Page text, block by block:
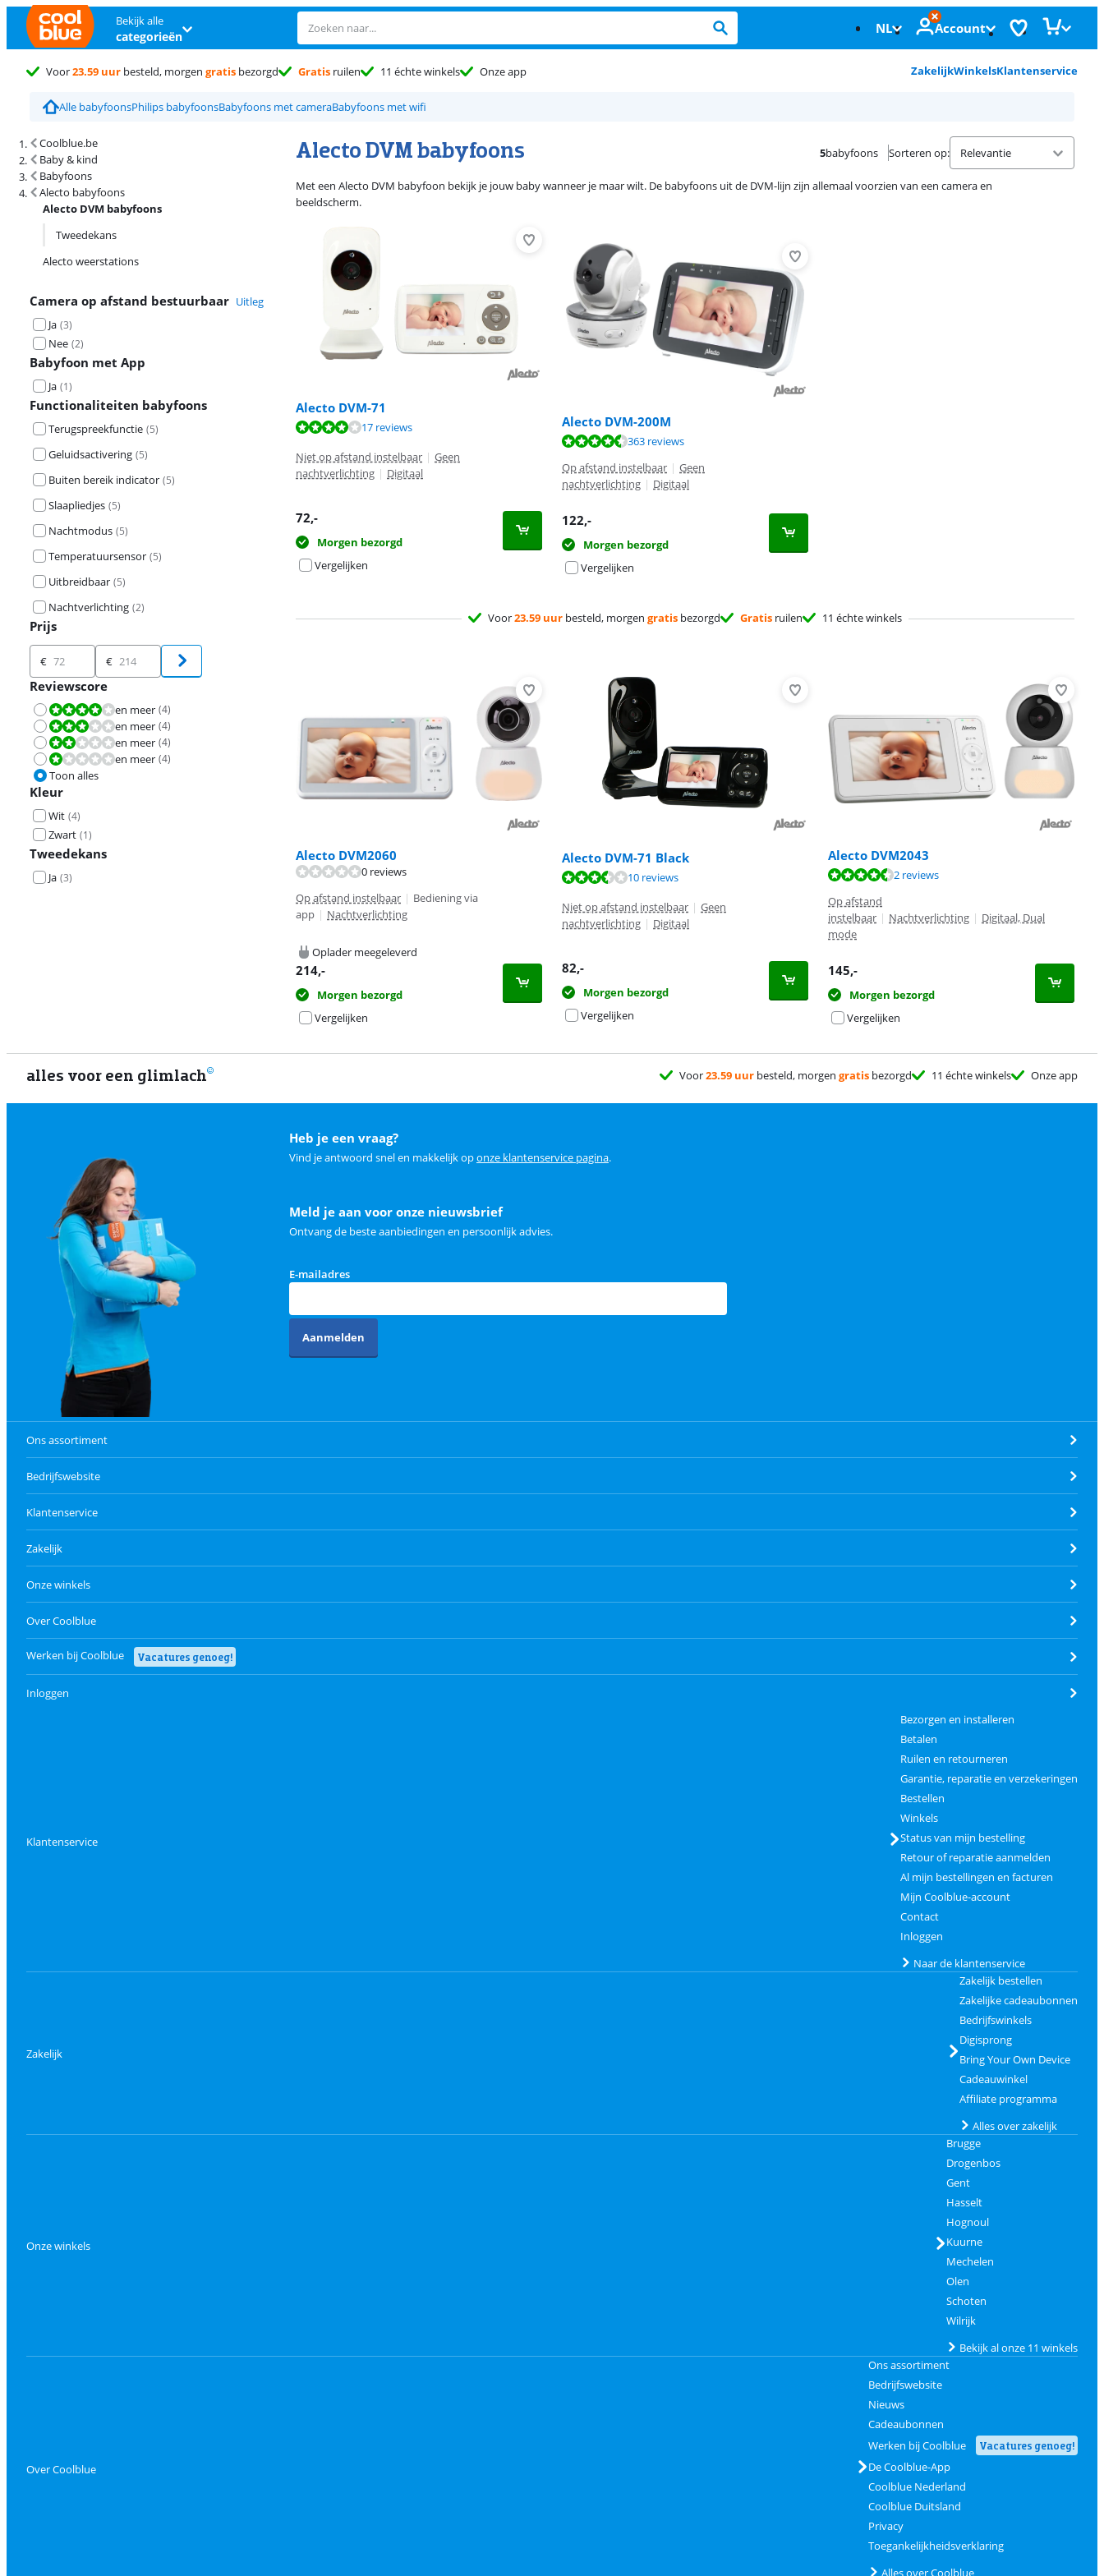
Bekijk alle
categorieën NL Account
Voor23.59 uur besteld, morgen gratis bezorgd Gratis ruilen 11 échte winkels Onze app ZakelijkWinkelsKlantenservice
Alle babyfoonsPhilips babyfoonsBabyfoons met cameraBabyfoons met wifi
Coolblue.be
Baby & kind
Babyfoons
Alecto babyfoons
Alecto DVM babyfoons
Tweedekans
Alecto weerstations
Camera op afstand bestuurbaar Uitleg
Ja (3)
Nee (2)
Babyfoon met App
Ja (1)
Functionaliteiten babyfoons
Terugspreekfunctie (5)
Geluidsactivering (5)
Buiten bereik indicator (5)
Slaapliedjes (5)
Nachtmodus (5)
Temperatuursensor (5)
Uitbreidbaar (5)
Nachtverlichting (2)
Prijs
Prijs
€ €
Reviewscore
Beoordeling is 8,0 van de 10.
en meer (4)
Beoordeling is 6,0 van de 10.
en meer (4)
Beoordeling is 4,0 van de 10.
en meer (4)
Beoordeling is 2,0 van de 10.
en meer (4)
Toon alles
Kleur
Wit (4)
Zwart (1)
Tweedekans
Ja (3)
Alecto DVM babyfoons
Zoekresultaten en sortering
5babyfoons Sorteren op:
Met een Alecto DVM babyfoon bekijk je jouw baby wanneer je maar wilt. De babyfoons uit de DVM-lijn zijn allemaal voorzien van een camera en
beeldscherm.
Alecto DVM-71
Beoordeling is 8,3 van de 10, gebaseerd op 17 reviews.
17 reviews
Niet op afstand instelbaar | Geen
nachtverlichting | Digitaal
72,-
Morgen bezorgd
Vergelijken
Alecto DVM-200M
Beoordeling is 8,6 van de 10, gebaseerd op 363 reviews.
363 reviews
Op afstand instelbaar | Geen
nachtverlichting | Digitaal
122,-
Morgen bezorgd
Vergelijken
Voor23.59 uur besteld, morgen gratis bezorgd Gratis ruilen 11 échte winkels
Alecto DVM2060
0 reviews
Op afstand instelbaar | Bediening via
app | Nachtverlichting
Oplader meegeleverd
214,-
Morgen bezorgd
Vergelijken
Alecto DVM-71 Black
Beoordeling is 7,4 van de 10, gebaseerd op 10 reviews.
10 reviews
Niet op afstand instelbaar | Geen
nachtverlichting | Digitaal
82,-
Morgen bezorgd
Vergelijken
Alecto DVM2043
Beoordeling is 9,4 van de 10, gebaseerd op 2 reviews.
2 reviews
Op afstand
instelbaar | Nachtverlichting | Digitaal, Dual
mode
145,-
Morgen bezorgd
Vergelijken
alles voor een glimlach Voor23.59 uur besteld, morgen gratis bezorgd 11 échte winkels Onze app
Heb je een vraag?
Vind je antwoord snel en makkelijk oponze klantenservice pagina.
Meld je aan voor onze nieuwsbrief
Ontvang de beste aanbiedingen en persoonlijk advies.
E-mailadres
Aanmelden
Ons assortiment
Bedrijfswebsite
Klantenservice
Zakelijk
Onze winkels
Over Coolblue
Werken bij Coolblue Vacatures genoeg!
Inloggen
Klantenservice
Bezorgen en installeren
Betalen
Ruilen en retourneren
Garantie, reparatie en verzekeringen
Bestellen
Winkels
Status van mijn bestelling
Retour of reparatie aanmelden
Al mijn bestellingen en facturen
Mijn Coolblue-account
Contact
Inloggen
Naar de klantenservice
Zakelijk
Zakelijk bestellen
Zakelijke cadeaubonnen
Bedrijfswinkels
Digisprong
Bring Your Own Device
Cadeauwinkel
Affiliate programma
Alles over zakelijk
Onze winkels
Brugge
Drogenbos
Gent
Hasselt
Hognoul
Kuurne
Mechelen
Olen
Schoten
Wilrijk
Bekijk al onze 11 winkels
Over Coolblue
Ons assortiment
Bedrijfswebsite
Nieuws
Cadeaubonnen
Werken bij Coolblue
Vacatures genoeg!
De Coolblue-App
Coolblue Nederland
Coolblue Duitsland
Privacy
Toegankelijkheidsverklaring
Alles over Coolblue